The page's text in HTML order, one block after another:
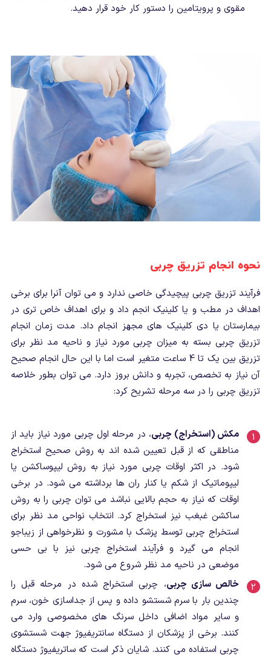
مقوی و پرویتامین را دستور کار خود قرار دهید.
نحوه انجام تزریق چربی
فرآیند تزریق چربی پیچیدگی خاصی ندارد و می توان آنرا برای برخی
اهداف در مطب و یا کلینیک انجم داد و برای اهداف خاص تری در
بیمارستان یا دی کلینیک های مجهز انجام داد. مدت زمان انجام
تزریق چربی بسته به میزان چربی مورد نیاز و ناحیه مد نظر برای
تزریق بین یک تا 4 ساعت متغیر است اما با این حال انجام صحیح
آن نیاز به تخصص، تجربه و دانش بروز دارد. می توان بطور خلاصه
تزریق چربی را در سه مرحله تشریح کرد:
مکش (استخراج) چربی، در مرحله اول چربی مورد نیاز باید از
مناطقی که از قبل تعیین شده اند به روش صحیح استخراج
شود. در اکثر اوقات چربی مورد نیاز به روش لیپوساکشن یا
لیپوماتیک از شکم یا کنار ران ها برداشته می شود. در برخی
اوقات که نیاز به حجم بالایی نباشد می توان چربی را به روش
ساکشن غبغب نیز استخراج کرد. انتخاب نواحی مد نظر برای
استخراج چربی توسط پزشک با مشورت و نظرخواهی از زیباجو
انجام می گیرد و فرآیند استخراج چربی نیز با بی حسی
موضعی در ناحیه مد نظر شروع می شود.
خالص سازی چربی، چربی استخراج شده در مرحله قبل را
چندین بار با سرم شستشو داده و پس از جداسازی خون، سرم
و سایر مواد اضافی داخل سرنگ های مخصوصی وارد می
کنند. برخی از پزشکان از دستگاه سانتریفیوژ جهت شستشوی
چربی استفاده می کنند. شایان ذکر است که ساتریفیوژ دستگاه